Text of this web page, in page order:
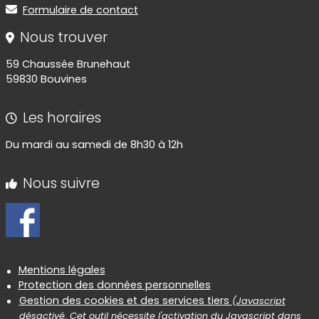
Formulaire de contact
Nous trouver
59 Chaussée Brunehaut
59830 Bouvines
Les horaires
Du mardi au samedi de 8h30 à 12h
Nous suivre
Informations réglementaires
Mentions légales
Protection des données personnelles
Gestion des cookies et des services tiers (Javascript
désactivé. Cet outil nécessite l'activation du Javascript dans